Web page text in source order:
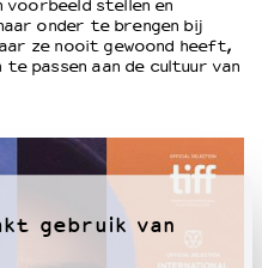
gebruik van
voorbeeld stellen en
onder te brengen bij
ze nooit gewoond heeft,
te passen aan de cultuur van